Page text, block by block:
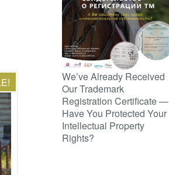
We’ve Already Received
Our Trademark
Registration Certificate —
Have You Protected Your
Intellectual Property
Rights?